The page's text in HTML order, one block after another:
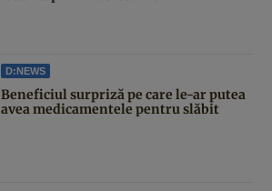
D:NEWS
Beneficiul surpriză pe care le-ar putea
avea medicamentele pentru slăbit